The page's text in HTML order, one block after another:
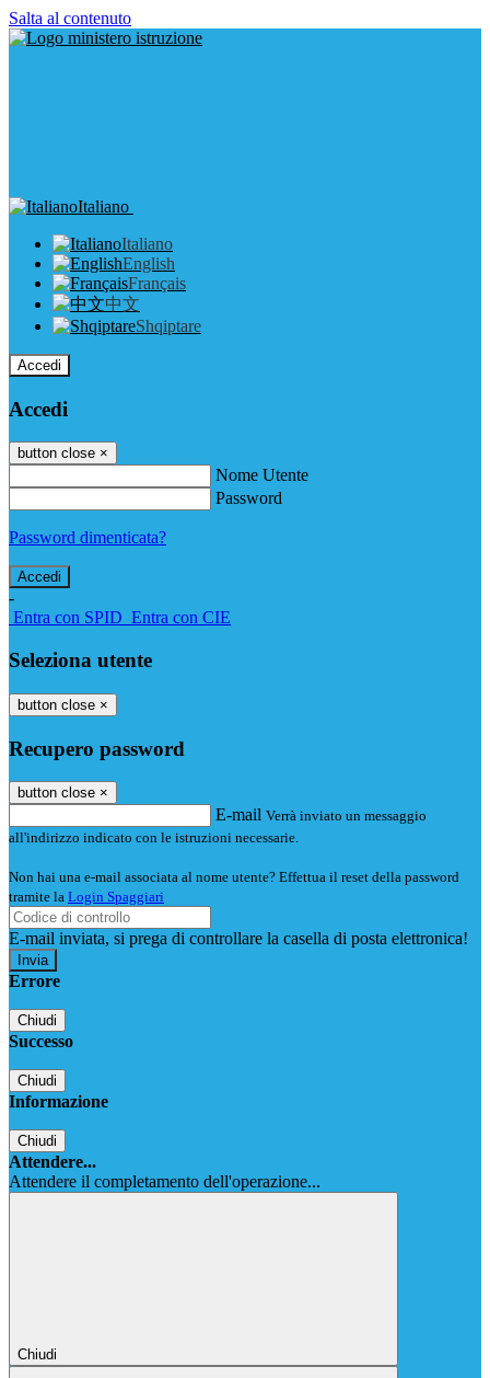
Salta al contenuto
Italiano
Italiano
English
Français
中文
Shqiptare
Accedi
Accedi
button close ×
Nome Utente
Password
Password dimenticata?
-
Entra con SPID Entra con CIE
Seleziona utente
button close ×
Recupero password
button close ×
E-mail Verrà inviato un messaggio
all'indirizzo indicato con le istruzioni necessarie.
Non hai una e-mail associata al nome utente? Effettua il reset della password
tramite la Login Spaggiari
E-mail inviata, si prega di controllare la casella di posta elettronica!
Errore
Chiudi
Successo
Chiudi
Informazione
Chiudi
Attendere...
Attendere il completamento dell'operazione...
Chiudi